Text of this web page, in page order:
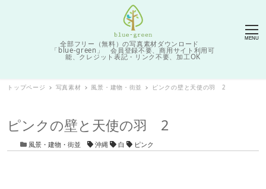
全部フリー（無料）の写真素材ダウンロード
「blue-green」 会員登録不要、商用サイト利用可
能、クレジット表記・リンク不要、加工OK
MENU
トップページ 写真素材 風景・建物・街並 ピンクの壁と天使の羽 2
ピンクの壁と天使の羽 2
カテゴリー
風景・建物・街並 タグ沖縄 白 ピンク